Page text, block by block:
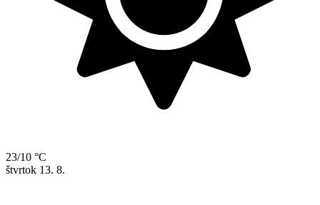
23/10 °C
štvrtok 13. 8.